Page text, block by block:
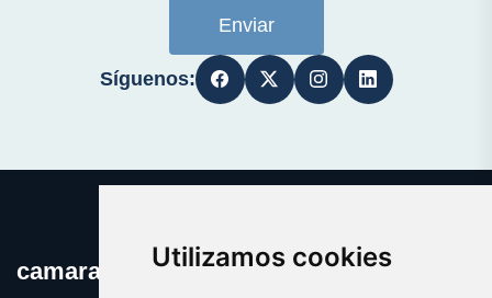
Utilizamos cookies
Enviar
Síguenos:
camaraseguridad.es